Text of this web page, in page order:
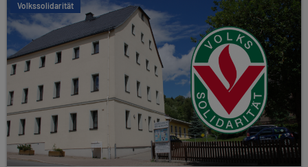
Volkssolidarität